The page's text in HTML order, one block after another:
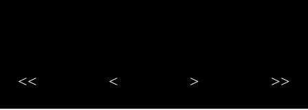
<< < > >>